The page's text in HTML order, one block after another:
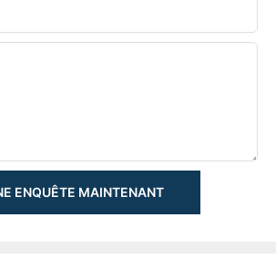
ENQUÊTE MAINTENANT